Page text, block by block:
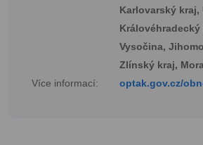
Karlovarský
Vysočina,
Zlínský kraj,
Více informací:
optak.gov.cz/